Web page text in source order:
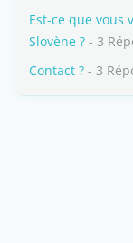
Est-ce que vous
Slovène ? - 3
Contact ? - 3